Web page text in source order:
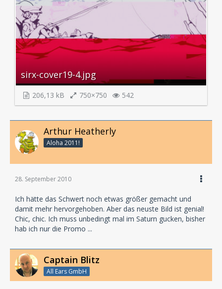
sirx-cover19-4.jpg
206,13 kB 750×750 542
Arthur Heatherly
Aloha 2011!
28. September 2010
Ich hätte das Schwert noch etwas größer gemacht und
damit mehr hervorgehoben. Aber das neuste Bild ist genial!
Chic, chic. Ich muss unbedingt mal im Saturn gucken, bisher
hab ich nur die Promo ...
Captain Blitz
All Ears GmbH